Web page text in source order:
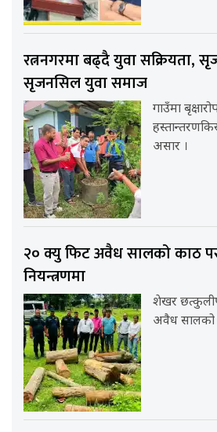
रत्ननगरमा बढ्दै युवा सक्रियता,
सृजनसिल युवा समाज
गाउँमा
असार ।
२० क्यु फिट अवैध सालको काठ
नियन्त्रणमा
शेखर
अवैध